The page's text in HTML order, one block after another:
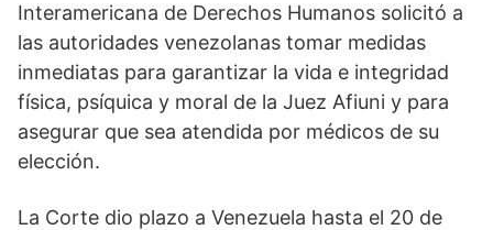
Interamericana de Derechos Humanos solicitó a
las autoridades venezolanas tomar medidas
inmediatas para garantizar la vida e integridad
física, psíquica y moral de la Juez Afiuni y para
asegurar que sea atendida por médicos de su
elección.
La Corte dio plazo a Venezuela hasta el 20 de